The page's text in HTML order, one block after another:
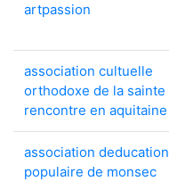
artpassion
association cultuelle
orthodoxe de la sainte
rencontre en aquitaine
association deducation
populaire de monsec